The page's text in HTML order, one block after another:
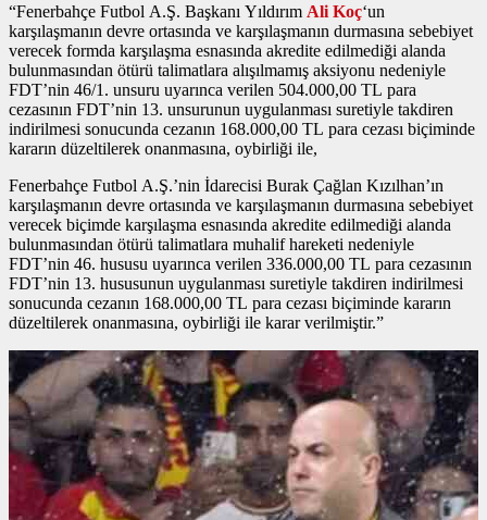
“Fenerbahçe Futbol A.Ş. Başkanı Yıldırım Ali Koç‘un
karşılaşmanın devre ortasında ve karşılaşmanın durmasına sebebiyet
verecek formda karşılaşma esnasında akredite edilmediği alanda
bulunmasından ötürü talimatlara alışılmamış aksiyonu nedeniyle
FDT’nin 46/1. unsuru uyarınca verilen 504.000,00 TL para
cezasının FDT’nin 13. unsurunun uygulanması suretiyle takdiren
indirilmesi sonucunda cezanın 168.000,00 TL para cezası biçiminde
kararın düzeltilerek onanmasına, oybirliği ile,
Fenerbahçe Futbol A.Ş.’nin İdarecisi Burak Çağlan Kızılhan’ın
karşılaşmanın devre ortasında ve karşılaşmanın durmasına sebebiyet
verecek biçimde karşılaşma esnasında akredite edilmediği alanda
bulunmasından ötürü talimatlara muhalif hareketi nedeniyle
FDT’nin 46. hususu uyarınca verilen 336.000,00 TL para cezasının
FDT’nin 13. hususunun uygulanması suretiyle takdiren indirilmesi
sonucunda cezanın 168.000,00 TL para cezası biçiminde kararın
düzeltilerek onanmasına, oybirliği ile karar verilmiştir.”